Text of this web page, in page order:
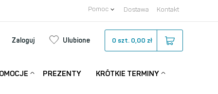
Pomoc Dostawa Kontakt
Zaloguj Ulubione 0 szt. 0,00 zł
PREZENTY KRÓTKIE TERMINY